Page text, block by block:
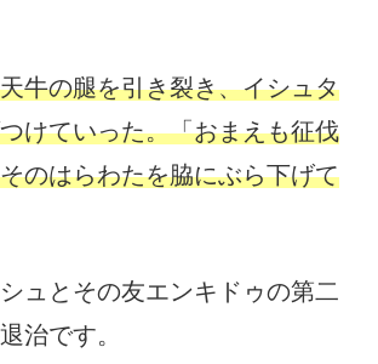
牛の腿を引き裂き、イシュタ
けていった。「おまえも征伐
のはらわたを脇にぶら下げて
ュとその友エンキドゥの第二
治です。